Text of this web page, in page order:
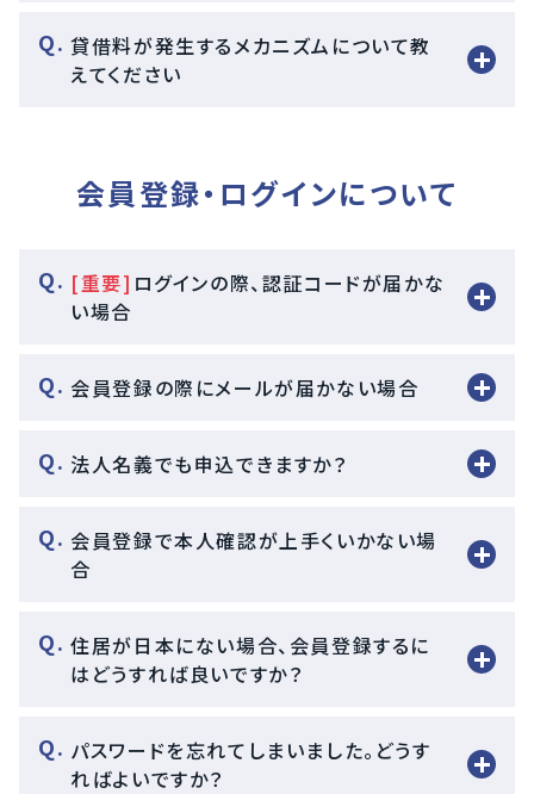
貸借料が発生するメカニズムについて教
えてください
会員登録・ログインについて
[重要] ログインの際、認証コードが届かな
い場合
会員登録の際にメールが届かない場合
法人名義でも申込できますか？
会員登録で本人確認が上手くいかない場
合
住居が日本にない場合、会員登録するに
はどうすれば良いですか？
パスワードを忘れてしまいました。どうす
ればよいですか？